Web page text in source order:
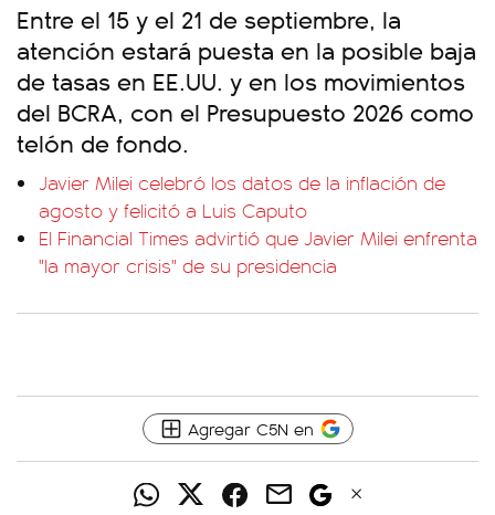
Entre el 15 y el 21 de septiembre, la
atención estará puesta en la posible baja
de tasas en EE.UU. y en los movimientos
del BCRA, con el Presupuesto 2026 como
telón de fondo.
Javier Milei celebró los datos de la inflación de
agosto y felicitó a Luis Caputo
El Financial Times advirtió que Javier Milei enfrenta
"la mayor crisis" de su presidencia
Agregar C5N en